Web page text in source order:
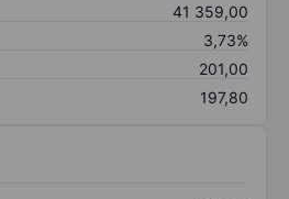
41 359,00
3,73%
201,00
197,80